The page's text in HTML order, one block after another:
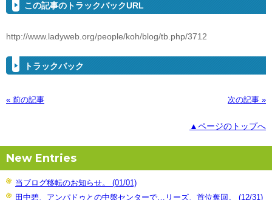
この記事のトラックバックURL
http://www.ladyweb.org/people/koh/blog/tb.php/3712
トラックバック
« 前の記事 次の記事 »
▲ページのトップへ
New Entries
当ブログ移転のお知らせ。 (01/01)
田中碧、アンパドゥとの中盤センターで…リーズ、首位奪回。 (12/31)